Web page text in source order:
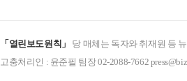
「열린보도원칙」
당 매체는 독자와 취재원 등
고충처리인 : 윤준필 팀장 02-2088-7662